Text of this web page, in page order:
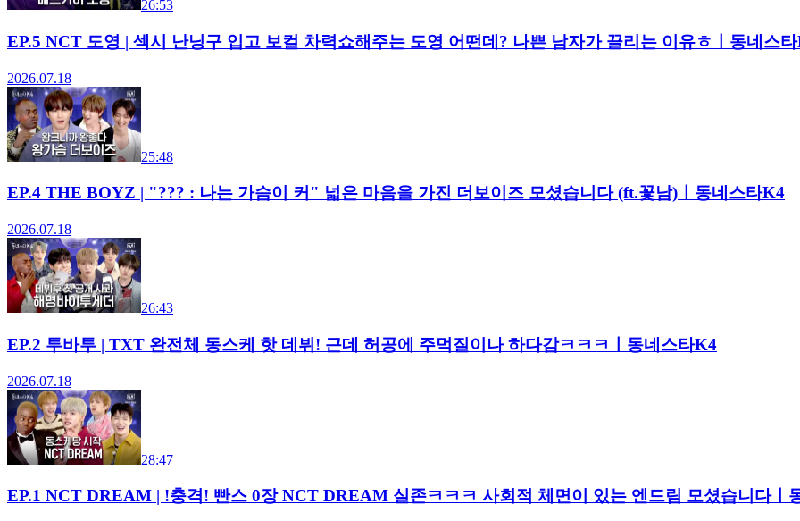
26:53
EP.5 NCT 도영 | 섹시 난닝구 입고 보컬 차력쇼해주는 도영 어떤데? 나쁜 남자가 끌리는 이유ㅎㅣ동네스
2026.07.18
25:48
EP.4 THE BOYZ | "??? : 나는 가슴이 커" 넓은 마음을 가진 더보이즈 모셨습니다 (ft.꽃남)ㅣ동네스타K4
2026.07.18
26:43
EP.2 투바투 | TXT 완전체 동스케 핫 데뷔! 근데 허공에 주먹질이나 하다감ㅋㅋㅋㅣ동네스타K4
2026.07.18
28:47
EP.1 NCT DREAM | !충격! 빤스 0장 NCT DREAM 실존ㅋㅋㅋ 사회적 체면이 있는 엔드림 모셨습니다ㅣ